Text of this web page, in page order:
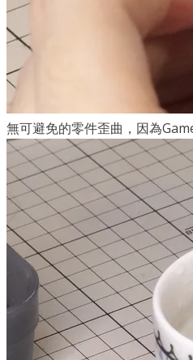
無可避免的零件歪曲，因為